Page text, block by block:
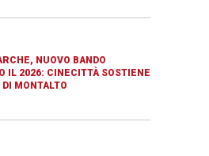
NUOVO BANDO
IL 2026: CINECITTÀ SOSTIENE
MONTALTO